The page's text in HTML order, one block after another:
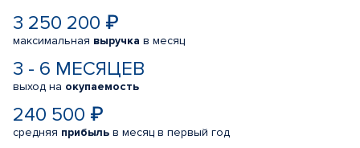
3 250 200 ₽
максимальная выручка в месяц
3 - 6 МЕСЯЦЕВ
выход на окупаемость
240 500 ₽
средняя прибыль в месяц в первый год